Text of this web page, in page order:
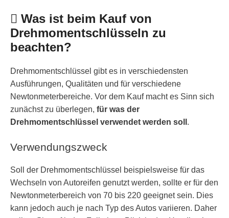
Was ist beim Kauf von
Drehmomentschlüsseln zu
beachten?
Drehmomentschlüssel gibt es in verschiedensten
Ausführungen, Qualitäten und für verschiedene
Newtonmeterbereiche. Vor dem Kauf macht es Sinn sich
zunächst zu überlegen, für was der
Drehmomentschlüssel verwendet werden soll .
Verwendungszweck
Soll der Drehmomentschlüssel beispielsweise für das
Wechseln von Autoreifen genutzt werden, sollte er für den
Newtonmeterbereich von 70 bis 220 geeignet sein. Dies
kann jedoch auch je nach Typ des Autos variieren. Daher